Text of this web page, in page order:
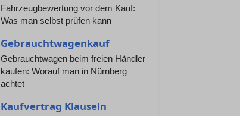
Fahrzeugbewertung vor dem Kauf:
Was man selbst prüfen kann
Gebrauchtwagenkauf
Gebrauchtwagen beim freien Händler
kaufen: Worauf man in Nürnberg
achtet
Kaufvertrag Klauseln